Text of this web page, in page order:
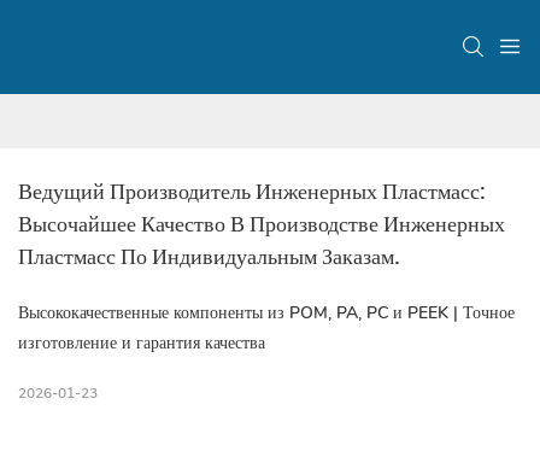
Ведущий Производитель Инженерных Пластмасс:
Высочайшее Качество В Производстве Инженерных
Пластмасс По Индивидуальным Заказам.
Высококачественные компоненты из POM, PA, PC и PEEK | Точное
изготовление и гарантия качества
2026-01-23